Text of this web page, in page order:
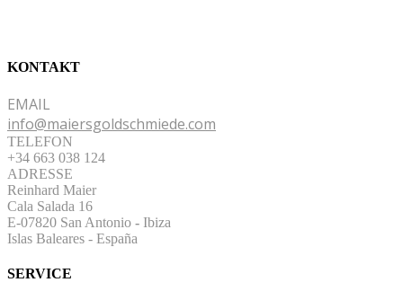
KONTAKT
EMAIL
info@maiersgoldschmiede.com
TELEFON
+34 663 038 124
ADRESSE
Reinhard Maier
Cala Salada 16
E-07820 San Antonio - Ibiza
Islas Baleares - España
SERVICE